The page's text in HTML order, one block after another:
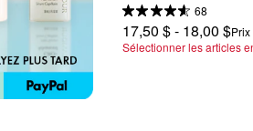
68
17,50 $ - 18,00 $
Sélectionner les articles